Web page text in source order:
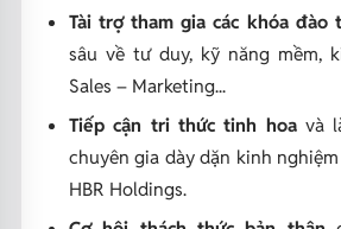
Tài trợ tham gia các khóa đào
sâu về tư duy, kỹ năng mềm,
Sales – Marketing...
Tiếp cận tri thức tinh hoavà
chuyên gia dày dặn kinh
HBR Holdings.